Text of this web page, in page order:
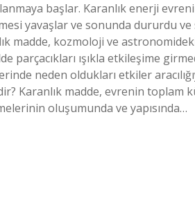
başlar. Karanlık enerji
yavaşlar ve sonunda dururdu
madde, kozmoloji ve
parçacıkları ışıkla etkileşime
neden oldukları etkiler
Karanlık madde, evrenin toplam
oluşumunda ve yapısında…